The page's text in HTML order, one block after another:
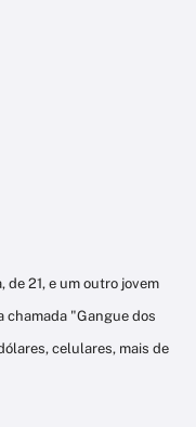
de 21, e um outro jovem
chamada "Gangue dos
celulares, mais de